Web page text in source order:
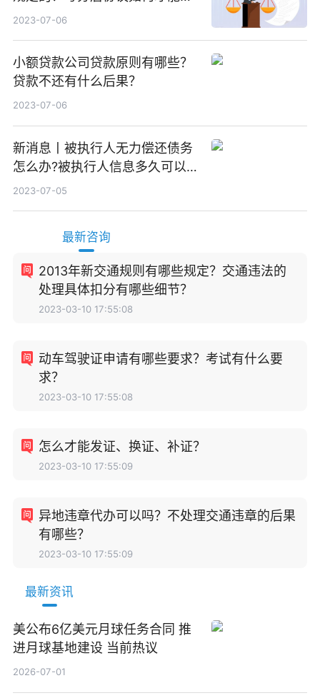
效？
2023-07-06
小额贷款公司贷款原则有哪些？
贷款不还有什么后果？
2023-07-06
新消息丨被执行人无力偿还债务
怎么办?被执行人信息多久可以
消除?
2023-07-05
最新咨询
2013年新交通规则有哪些规定？交通违法的
处理具体扣分有哪些细节？
2023-03-10 17:55:08
动车驾驶证申请有哪些要求？考试有什么要
求？
2023-03-10 17:55:08
怎么才能发证、换证、补证？
2023-03-10 17:55:09
异地违章代办可以吗？不处理交通违章的后果
有哪些？
2023-03-10 17:55:09
最新资讯
美公布6亿美元月球任务合同 推
进月球基地建设 当前热议
2026-07-01